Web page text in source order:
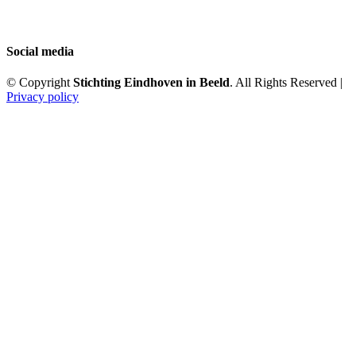
Social media
© Copyright Stichting Eindhoven in Beeld. All Rights Reserved |
Privacy policy